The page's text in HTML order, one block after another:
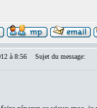
à 8:56 Sujet du message: